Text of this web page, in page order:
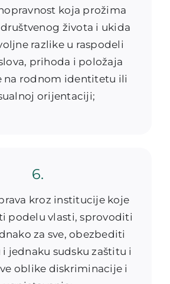
koja prožima
života i ukida
razlike u raspodeli
prihoda i položaja
na rodnom identitetu ili
orijentaciji;
6.
kroz institucije koje
podelu vlasti, sprovoditi
za sve, obezbediti
jednaku sudsku zaštitu i
oblike diskriminacije i